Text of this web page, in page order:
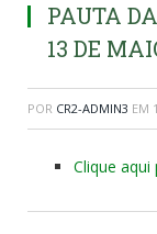
PAUTA
13 DE
POR CR2-ADMIN3 EM
Clique aqui